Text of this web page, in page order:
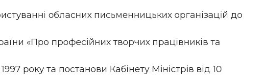
обласних письменницьких організацій до
«Про професійних творчих працівників та
року та постанови Кабінету Міністрів від 10